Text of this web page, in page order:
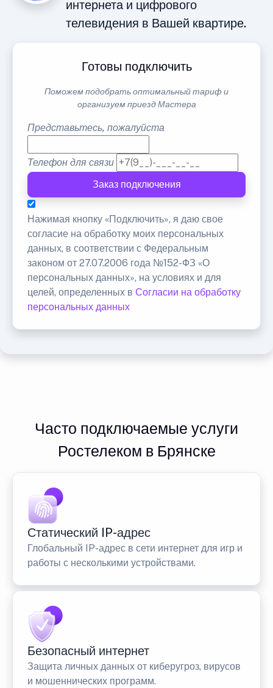
интернета и цифрового
телевидения в Вашей квартире.
Готовы подключить
Поможем подобрать оптимальный тариф и
организуем приезд Мастера
Представьтесь, пожалуйста
Телефон для связи
Заказ подключения
Нажимая кнопку «Подключить», я даю свое
согласие на обработку моих персональных
данных, в соответствии с Федеральным
законом от 27.07.2006 года №152-ФЗ «О
персональных данных», на условиях и для
целей, определенных в Согласии на обработку
персональных данных
Часто подключаемые услуги
Ростелеком в Брянске
Статический IP-адрес
Глобальный IP-адрес в сети интернет для игр и
работы с несколькими устройствами.
Безопасный интернет
Защита личных данных от киберугроз, вирусов
и мошеннических программ.